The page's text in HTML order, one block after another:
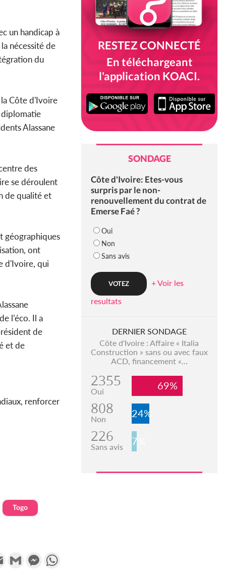
un handicap à
nécessité de
du
la Côte d'Ivoire
diplomatie
Alassane
des
se déroulent
de qualité et
géographiques
ont
d'Ivoire, qui
l’éco. Il a
de
et de
renforcer
Togo
Email Gmail Messenger
RESTEZ CONNECTÉ
En téléchargeant
l'application KOACI.
SONDAGE
Côte d'Ivoire: Etes-vous
surpris par le non-
renouvellement du contrat de
Emerse Faé ?
Oui
Non
Sans avis
+ Voir les
resultats
DERNIER SONDAGE
Côte d'Ivoire : Affaire « Italia
Construction » sans ou avec faux
ACD, financement «...
2355
Oui 69%
808
Non 24%
226
Sans avis 7%